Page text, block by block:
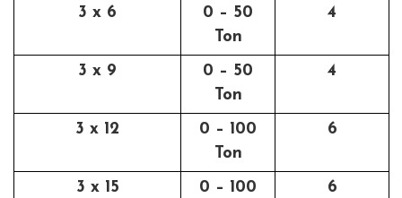
3 x 6
0 – 50
Ton
4
3 x 9
0 – 50
Ton
4
3 x 12
0 – 100
Ton
6
3 x 15
0 – 100
6